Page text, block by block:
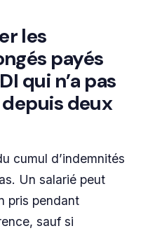
les
payés
qui n’a pas
deux
cumul d’indemnités
Un salarié peut
pris pendant
sauf si